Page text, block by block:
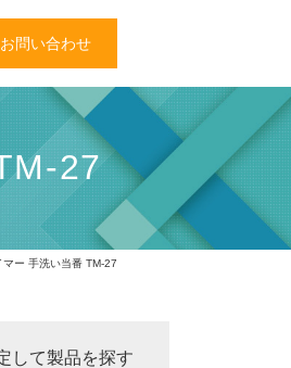
お問い合わせ
27
ー 手洗い当番 TM-27
して製品を探す